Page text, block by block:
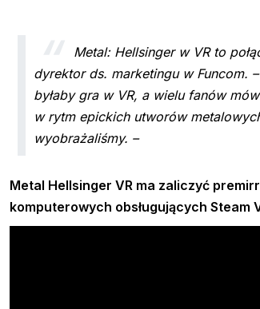
Metal: Hellsinger w VR to
dyrektor ds. marketingu w Funcom. –
byłaby gra w VR, a wielu fanów
w rytm epickich utworów
wyobrażaliśmy. –
Metal Hellsinger VR ma zaliczyć
komputerowych obsługujących Steam